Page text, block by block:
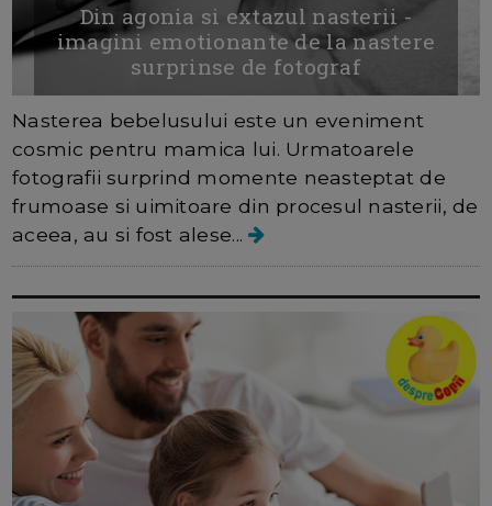
Din agonia si extazul nasterii -
imagini emotionante de la nastere
surprinse de fotograf
Nasterea bebelusului este un eveniment
cosmic pentru mamica lui. Urmatoarele
fotografii surprind momente neasteptat de
frumoase si uimitoare din procesul nasterii, de
aceea, au si fost alese...